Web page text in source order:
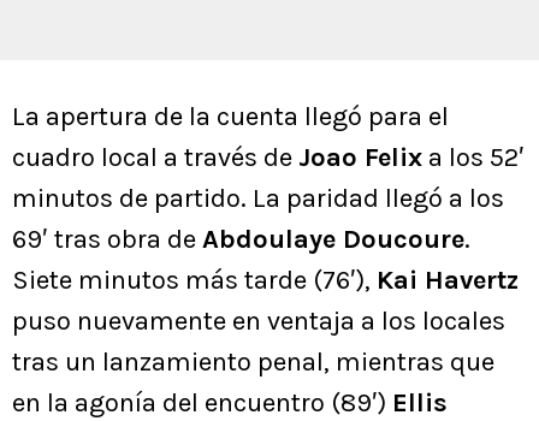
La apertura de la cuenta llegó para el
cuadro local a través de Joao Felix a los 52′
minutos de partido. La paridad llegó a los
69′ tras obra deAbdoulaye Doucoure.
Siete minutos más tarde (76′), Kai Havertz
puso nuevamente en ventaja a los locales
tras un lanzamiento penal, mientras que
en la agonía del encuentro (89′) Ellis